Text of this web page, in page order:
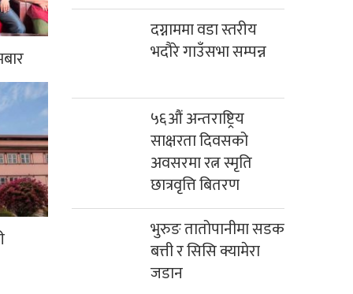
दग्नाममा वडा स्तरीय
भदौरे गाउँसभा सम्पन्न
५६औं अन्तराष्ट्रिय
साक्षरता दिवसको
अवसरमा रत्न स्मृति
छात्रवृत्ति बितरण
भुरुङ तातोपानीमा सडक
बत्ती र सिसि क्यामेरा
जडान